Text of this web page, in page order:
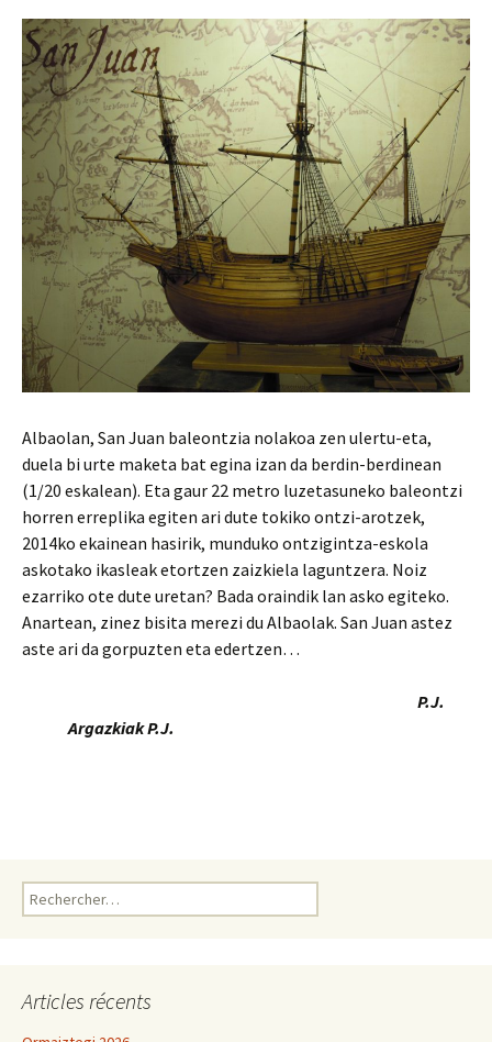
Albaolan, San Juan baleontzia nolakoa zen ulertu-eta,
duela bi urte maketa bat egina izan da berdin-berdinean
(1/20 eskalean). Eta gaur 22 metro luzetasuneko baleontzi
horren erreplika egiten ari dute tokiko ontzi-arotzek,
2014ko ekainean hasirik, munduko ontzigintza-eskola
askotako ikasleak etortzen zaizkiela laguntzera. Noiz
ezarriko ote dute uretan? Bada oraindik lan asko egiteko.
Anartean, zinez bisita merezi du Albaolak. San Juan astez
aste ari da gorpuzten eta edertzen…
P.J.
Argazkiak P.J.
Rechercher :
Articles récents